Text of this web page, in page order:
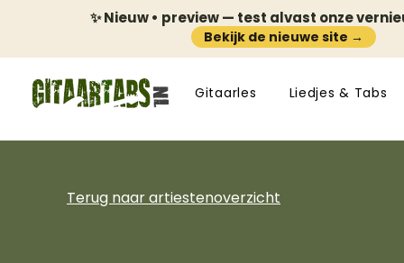
✨ Nieuw • preview — test alvast onze
Bekijk de nieuwe site →
Gitaarles Liedjes & Tabs
Terug naar artiestenoverzicht